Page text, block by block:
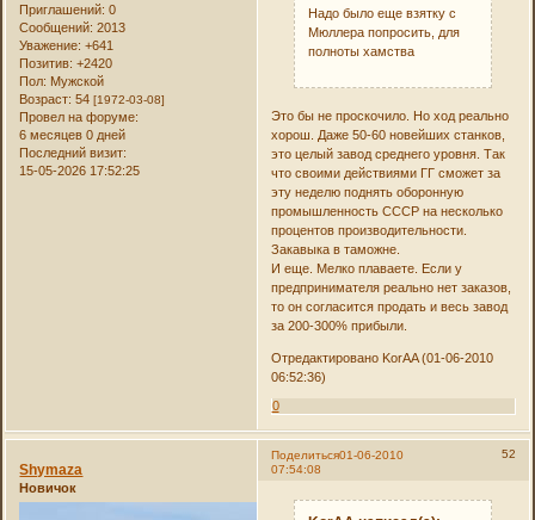
Приглашений: 0
Сообщений: 2013
Уважение: +641
Позитив: +2420
Пол: Мужской
Возраст: 54[1972-03-08]
Провел на форуме:
6 месяцев 0 дней
Последний визит:
15-05-2026 17:52:25
Надо было еще взятку с
Мюллера попросить, для
полноты хамства
Это бы не проскочило. Но ход реально
хорош. Даже 50-60 новейших станков,
это целый завод среднего уровня. Так
что своими действиями ГГ сможет за
эту неделю поднять оборонную
промышленность СССР на несколько
процентов производительности.
Закавыка в таможне.
И еще. Мелко плаваете. Если у
предпринимателя реально нет заказов,
то он согласится продать и весь завод
за 200-300% прибыли.
Отредактировано KorAA (01-06-2010
06:52:36)
0
Поделиться 52
01-06-2010
07:54:08
Shymaza
Новичок